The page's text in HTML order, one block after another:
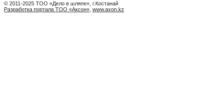
© 2011-2025 ТОО «Дело в шляпе», г.Костанай
Разработка портала ТОО «Аксон» www.axon.kz